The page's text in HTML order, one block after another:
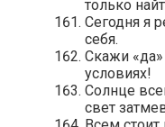
только
Сегодня я
себя.
Скажи
условиях!
Солнце
свет